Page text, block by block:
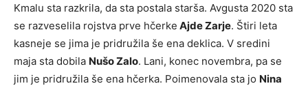
Kmalu sta razkrila, da sta postala starša. Avgusta 2020 sta
se razveselila rojstva prve hčerke Ajde Zarje. Štiri leta
kasneje se jima je pridružila še ena deklica. V sredini
maja sta dobila Nušo Zalo. Lani, konec novembra, pa se
jim je pridružila še ena hčerka. Poimenovala sta jo Nina